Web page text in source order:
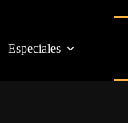
Especiales